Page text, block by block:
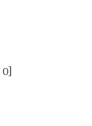
0]